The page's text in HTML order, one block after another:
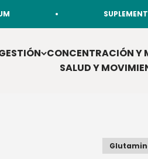
SUPLEMENTOS PREMIUM
CONCENTRACIÓN Y
SALUD Y